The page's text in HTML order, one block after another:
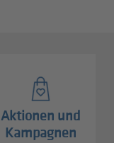
Aktionen und
Kampagnen